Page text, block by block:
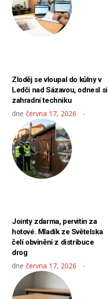
Zloděj se vloupal do kůlny v
Ledči nad Sázavou, odnesl si
zahradní techniku
dne června 17, 2026
Jointy zdarma, pervitin za
hotové. Mladík ze Světelska
čelí obvinění z distribuce
drog
dne června 17, 2026